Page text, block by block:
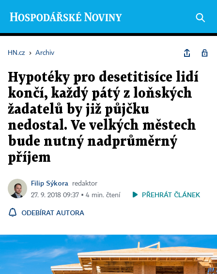
HN.cz › Archiv
Hypotéky pro desetitisíce lidí
končí, každý pátý z loňských
žadatelů by již půjčku
nedostal. Ve velkých městech
bude nutný nadprůměrný
příjem
Filip Sýkora
redaktor
27. 9. 2018 09:37 ▪ 4 min. čtení
PŘEHRÁT ČLÁNEK
ODEBÍRAT AUTORA